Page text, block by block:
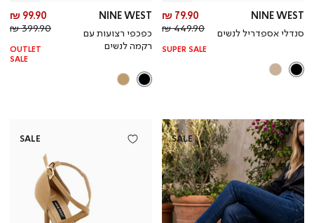
NINE WEST
סנדלי אספדריל לנשים
מחיר
מוצר
79.90 ₪
מחיר
רגיל
449.90 ₪
SUPER SALE
NINE WEST
כפכפי רצועות עם
רקמה לנשים
99.90 ₪
399.90 ₪
OUTLET
SALE
SALE
SALE